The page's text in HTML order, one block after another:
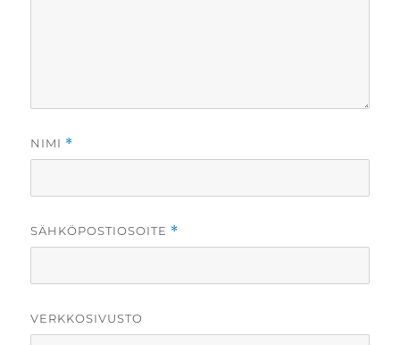
NIMI *
SÄHKÖPOSTIOSOITE *
VERKKOSIVUSTO